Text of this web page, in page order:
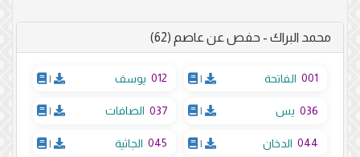
محمد البراك - حفص عن عاصم (62)
001 الفاتحة |
012 يوسف |
036 يس |
037 الصافات |
044 الدخان |
045 الجاثية |